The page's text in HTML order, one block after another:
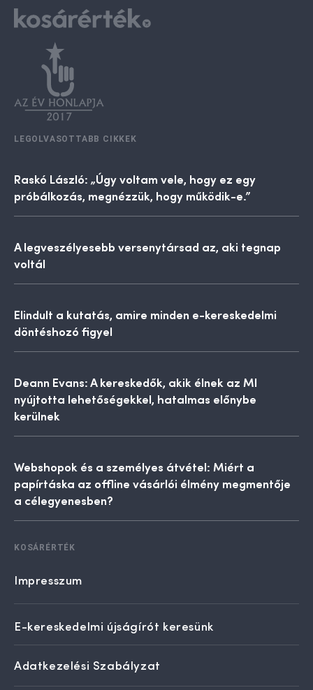
LEGOLVASOTTABB CIKKEK
Raskó László: „Úgy voltam vele, hogy ez egy
próbálkozás, megnézzük, hogy működik-e.”
A legveszélyesebb versenytársad az, aki tegnap
voltál
Elindult a kutatás, amire minden e-kereskedelmi
döntéshozó figyel
Deann Evans: A kereskedők, akik élnek az MI
nyújtotta lehetőségekkel, hatalmas előnybe
kerülnek
Webshopok és a személyes átvétel: Miért a
papírtáska az offline vásárlói élmény megmentője
a célegyenesben?
KOSÁRÉRTÉK
Impresszum
E-kereskedelmi újságírót keresünk
Adatkezelési Szabályzat